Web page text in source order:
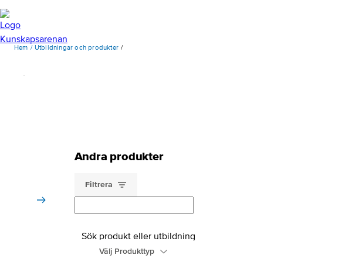
Hem Utbildningar och produkter
utbildningsportal
Andra produkter
Filtrera
Sök produkt eller utbildning
Välj Produkttyp